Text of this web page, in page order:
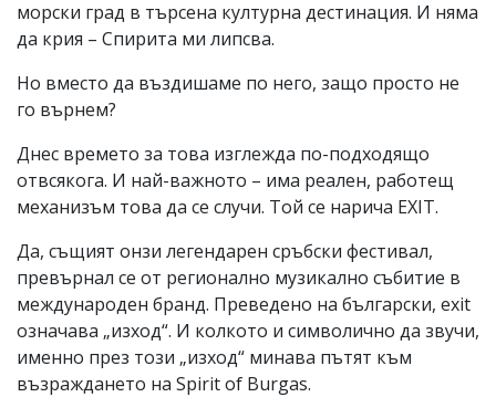
морски град в търсена културна дестинация. И няма
да крия – Спирита ми липсва.
Но вместо да въздишаме по него, защо просто не
го върнем?
Днес времето за това изглежда по-подходящо
отвсякога. И най-важното – има реален, работещ
механизъм това да се случи. Той се нарича EXIT.
Да, същият онзи легендарен сръбски фестивал,
превърнал се от регионално музикално събитие в
международен бранд. Преведено на български, exit
означава „изход“. И колкото и символично да звучи,
именно през този „изход“ минава пътят към
възраждането на Spirit of Burgas.